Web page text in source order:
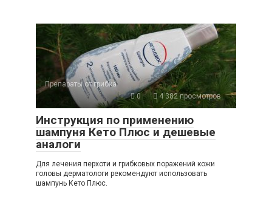
Препараты от грибка
0
4 382 просмотров
Инструкция по применению
шампуня Кето Плюс и дешевые
аналоги
Для лечения перхоти и грибковых поражений кожи
головы дерматологи рекомендуют использовать
шампунь Кето Плюс.